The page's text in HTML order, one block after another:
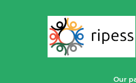
Our